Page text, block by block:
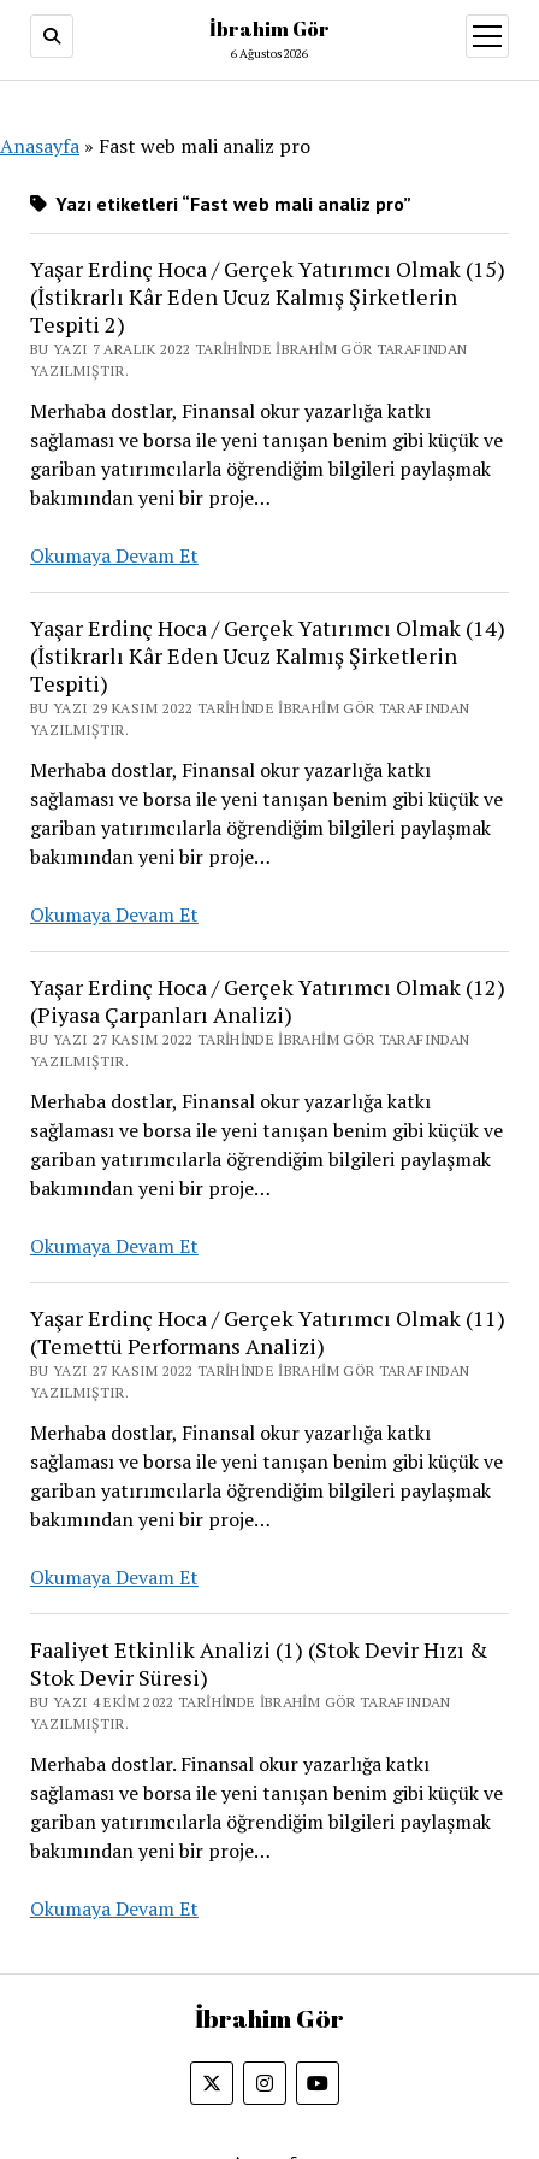
İbrahim Gör
6 Ağustos 2026
aç
Anasayfa » Fast web mali analiz pro
Yazı etiketleri “Fast web mali analiz pro”
Yaşar Erdinç Hoca / Gerçek Yatırımcı Olmak (15)
(İstikrarlı Kâr Eden Ucuz Kalmış Şirketlerin
Tespiti 2)
BU YAZI 7 ARALIK 2022 TARIHINDE İBRAHIM GÖR TARAFINDAN
YAZILMIŞTIR.
Merhaba dostlar, Finansal okur yazarlığa katkı
sağlaması ve borsa ile yeni tanışan benim gibi küçük ve
gariban yatırımcılarla öğrendiğim bilgileri paylaşmak
bakımından yeni bir proje…
Okumaya Devam EtYaşar
/
Gerçek
Yatırımcı
(İstikrarlı
Kâr
Eden
Ucuz
Şirketlerin
Tespiti
2)
Yaşar Erdinç Hoca / Gerçek Yatırımcı Olmak (14)
(İstikrarlı Kâr Eden Ucuz Kalmış Şirketlerin
Tespiti)
BU YAZI 29 KASIM 2022 TARIHINDE İBRAHIM GÖR TARAFINDAN
YAZILMIŞTIR.
Merhaba dostlar, Finansal okur yazarlığa katkı
sağlaması ve borsa ile yeni tanışan benim gibi küçük ve
gariban yatırımcılarla öğrendiğim bilgileri paylaşmak
bakımından yeni bir proje…
Okumaya Devam EtYaşar
/
Gerçek
(14)
(İstikrarlı
Kâr
Eden
Kalmış
Şirketlerin
Tespiti)
Yaşar Erdinç Hoca / Gerçek Yatırımcı Olmak (12)
(Piyasa Çarpanları Analizi)
BU YAZI 27 KASIM 2022 TARIHINDE İBRAHIM GÖR TARAFINDAN
YAZILMIŞTIR.
Merhaba dostlar, Finansal okur yazarlığa katkı
sağlaması ve borsa ile yeni tanışan benim gibi küçük ve
gariban yatırımcılarla öğrendiğim bilgileri paylaşmak
bakımından yeni bir proje…
Okumaya Devam EtYaşar
/
Gerçek
(12)
(Piyasa
Çarpanları
Analizi)
Yaşar Erdinç Hoca / Gerçek Yatırımcı Olmak (11)
(Temettü Performans Analizi)
BU YAZI 27 KASIM 2022 TARIHINDE İBRAHIM GÖR TARAFINDAN
YAZILMIŞTIR.
Merhaba dostlar, Finansal okur yazarlığa katkı
sağlaması ve borsa ile yeni tanışan benim gibi küçük ve
gariban yatırımcılarla öğrendiğim bilgileri paylaşmak
bakımından yeni bir proje…
Okumaya Devam EtYaşar
/
Gerçek
(11)
(Temettü
Performans
Analizi)
Faaliyet Etkinlik Analizi (1) (Stok Devir Hızı &
Stok Devir Süresi)
BU YAZI 4 EKIM 2022 TARIHINDE İBRAHIM GÖR TARAFINDAN
YAZILMIŞTIR.
Merhaba dostlar. Finansal okur yazarlığa katkı
sağlaması ve borsa ile yeni tanışan benim gibi küçük ve
gariban yatırımcılarla öğrendiğim bilgileri paylaşmak
bakımından yeni bir proje…
Okumaya Devam EtFaaliyet
(Stok
Hızı
&
İbrahim Gör